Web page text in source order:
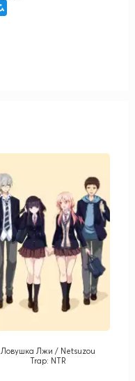
Ловушка Лжи / Netsuzou
Trap: NTR